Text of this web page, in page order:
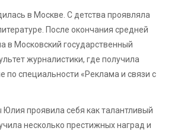
в Москве. С детства проявляла
После окончания средней
в Московский государственный
журналистики, где получила
по специальности «Реклама и связи с
проявила себя как талантливый
несколько престижных наград и